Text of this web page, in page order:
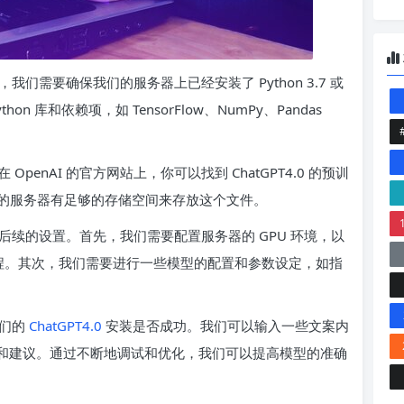
我们需要确保我们的服务器上已经安装了 Python 3.7 或
库和依赖项，如 TensorFlow、NumPy、Pandas
OpenAI 的官方网站上，你可以找到 ChatGPT4.0 的预训
务器有足够的存储空间来存放这个文件。
续的设置。首先，我们需要配置服务器的 GPU 环境，以
其次，我们需要进行一些模型的配置和参数设定，如指
的 ChatGPT4.0 安装是否成功。我们可以输入一些文案内
议。通过不断地调试和优化，我们可以提高模型的准确